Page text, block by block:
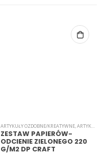
ARTYKUŁY OZDOBNE/KREATYWNE,ARTYKUŁY SZKOLNE I BIUROWE
ZESTAW PAPIERÓW-
ODCIENIE ZIELONEGO 220
G/M2 DP CRAFT